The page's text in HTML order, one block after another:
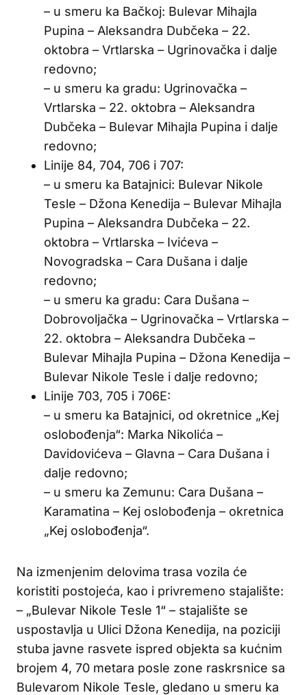
– u smeru ka Bačkoj: Bulevar Mihajla
Pupina – Aleksandra Dubčeka – 22.
oktobra – Vrtlarska – Ugrinovačka i dalje
redovno;
– u smeru ka gradu: Ugrinovačka –
Vrtlarska – 22. oktobra – Aleksandra
Dubčeka – Bulevar Mihajla Pupina i dalje
redovno;
Linije 84, 704, 706 i 707:
– u smeru ka Batajnici: Bulevar Nikole
Tesle – Džona Kenedija – Bulevar Mihajla
Pupina – Aleksandra Dubčeka – 22.
oktobra – Vrtlarska – Ivićeva –
Novogradska – Cara Dušana i dalje
redovno;
– u smeru ka gradu: Cara Dušana –
Dobrovoljačka – Ugrinovačka – Vrtlarska –
22. oktobra – Aleksandra Dubčeka –
Bulevar Mihajla Pupina – Džona Kenedija –
Bulevar Nikole Tesle i dalje redovno;
Linije 703, 705 i 706E:
– u smeru ka Batajnici, od okretnice „Kej
oslobođenja“: Marka Nikolića –
Davidovićeva – Glavna – Cara Dušana i
dalje redovno;
– u smeru ka Zemunu: Cara Dušana –
Karamatina – Kej oslobođenja – okretnica
„Kej oslobođenja“.
Na izmenjenim delovima trasa vozila će
koristiti postojeća, kao i privremeno stajalište:
– „Bulevar Nikole Tesle 1“ – stajalište se
uspostavlja u Ulici Džona Kenedija, na poziciji
stuba javne rasvete ispred objekta sa kućnim
brojem 4, 70 metara posle zone raskrsnice sa
Bulevarom Nikole Tesle, gledano u smeru ka